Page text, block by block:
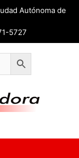
Autónoma de
5727